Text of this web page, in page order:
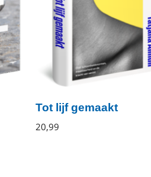
Tot lijf gemaakt
Tatjana
20,99